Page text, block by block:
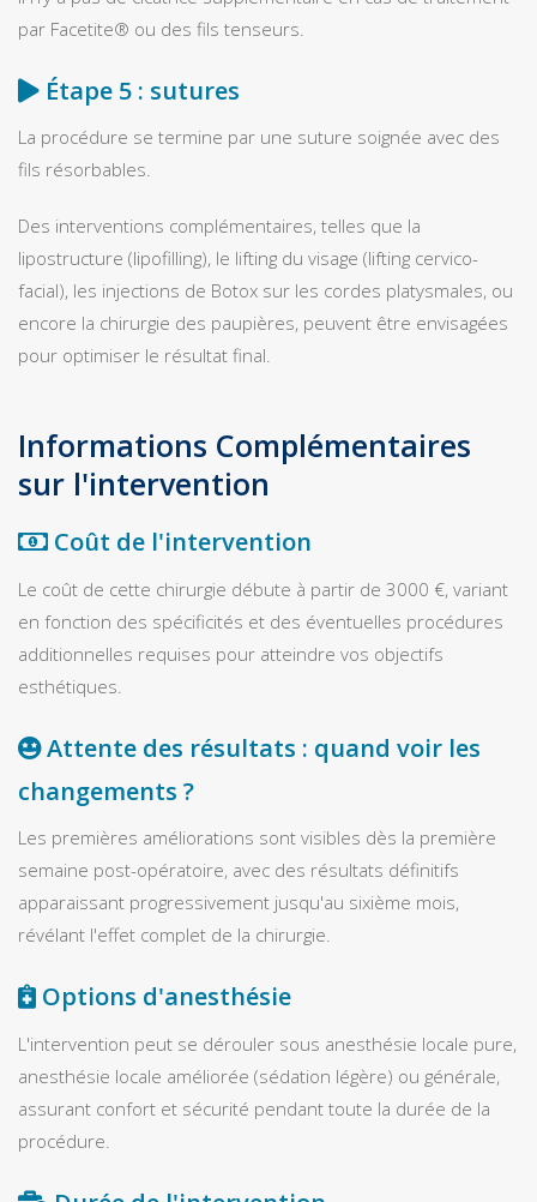
par Facetite® ou des fils tenseurs.
Étape 5 : sutures
La procédure se termine par une suture soignée avec des
fils résorbables.
Des interventions complémentaires, telles que la
lipostructure (lipofilling), le lifting du visage (lifting cervico-
facial), les injections de Botox sur les cordes platysmales, ou
encore la chirurgie des paupières, peuvent être envisagées
pour optimiser le résultat final.
Informations Complémentaires
sur l'intervention
Coût de l'intervention
Le coût de cette chirurgie débute à partir de 3000 €, variant
en fonction des spécificités et des éventuelles procédures
additionnelles requises pour atteindre vos objectifs
esthétiques.
Attente des résultats : quand voir les
changements ?
Les premières améliorations sont visibles dès la première
semaine post-opératoire, avec des résultats définitifs
apparaissant progressivement jusqu'au sixième mois,
révélant l'effet complet de la chirurgie.
Options d'anesthésie
L'intervention peut se dérouler sous anesthésie locale pure,
anesthésie locale améliorée (sédation légère) ou générale,
assurant confort et sécurité pendant toute la durée de la
procédure.